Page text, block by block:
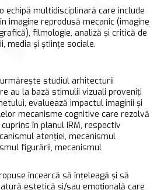
echipă multidisciplinară care include
imagine reprodusă mecanic (imagine
filmologie, analiză și critică de
media și științe sociale.
studiul arhitecturii
au la bază stimulii vizuali proveniți
evaluează impactul imaginii și
mecanisme cognitive care rezolvă
în planul IRM, respectiv
atenției, mecanismul
figurării, mecanismul
încearcă să înțeleagă și să
estetică și/sau emoțională care